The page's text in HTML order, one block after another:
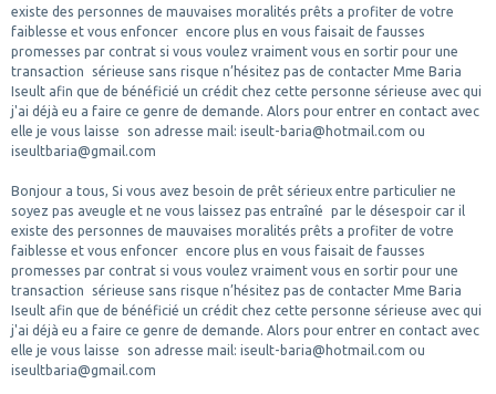
existe des personnes de mauvaises moralités prêts a profiter de votre
faiblesse et vous enfoncer encore plus en vous faisait de fausses
promesses par contrat si vous voulez vraiment vous en sortir pour une
transaction sérieuse sans risque n’hésitez pas de contacter Mme Baria
Iseult afin que de bénéficié un crédit chez cette personne sérieuse avec qui
j'ai déjà eu a faire ce genre de demande. Alors pour entrer en contact avec
elle je vous laisse son adresse mail: iseult-baria@hotmail.com ou
iseultbaria@gmail.com
Bonjour a tous, Si vous avez besoin de prêt sérieux entre particulier ne
soyez pas aveugle et ne vous laissez pas entraîné par le désespoir car il
existe des personnes de mauvaises moralités prêts a profiter de votre
faiblesse et vous enfoncer encore plus en vous faisait de fausses
promesses par contrat si vous voulez vraiment vous en sortir pour une
transaction sérieuse sans risque n’hésitez pas de contacter Mme Baria
Iseult afin que de bénéficié un crédit chez cette personne sérieuse avec qui
j'ai déjà eu a faire ce genre de demande. Alors pour entrer en contact avec
elle je vous laisse son adresse mail: iseult-baria@hotmail.com ou
iseultbaria@gmail.com